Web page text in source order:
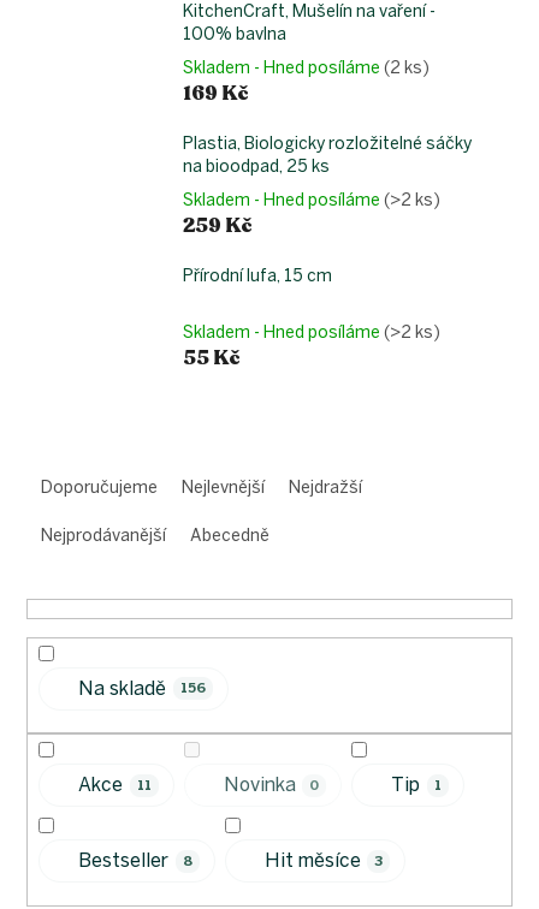
KitchenCraft, Mušelín na vaření -
100% bavlna
Skladem - Hned posíláme (2 ks)
169 Kč
Plastia, Biologicky rozložitelné sáčky
na bioodpad, 25 ks
Skladem - Hned posíláme (>2 ks)
259 Kč
Přírodní lufa, 15 cm
Skladem - Hned posíláme (>2 ks)
55 Kč
a
p
r
o
k
Doporučujeme Nejlevnější Nejdražší
Nejprodávanější Abecedně
Na skladě 156
Akce 11 Novinka 0 Tip 1
Bestseller 8 Hit měsíce 3